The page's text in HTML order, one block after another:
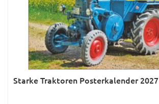
Sternzeichen & Mond
Tiere
Verkehr & Technik
Was ist was
Was ist was; Städte
Starke Traktoren Posterkalender 2027